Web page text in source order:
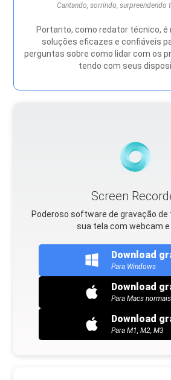
Cantando, sorrindo, surpreendendo
Portanto, como redator técnico, é
soluções eficazes e confiáveis
perguntas sobre como lidar com os
tendo com seus
Screen
Poderoso software de gravação
sua tela com webcam e
Download
Para Windows
Download
Para Macs normais
Download
Para M1, M2, M3